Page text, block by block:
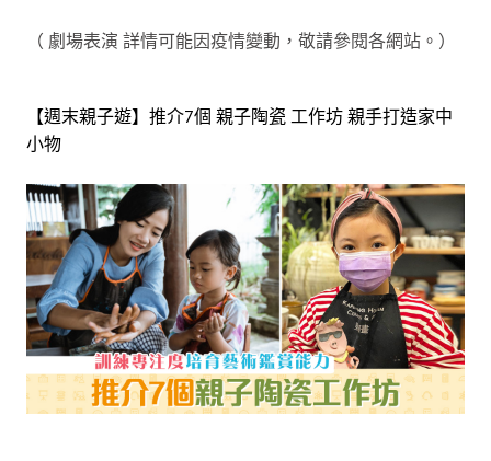
（ 劇場表演 詳情可能因疫情變動，敬請參閱各網站。）
【週末親子遊】推介7個 親子陶瓷 工作坊 親手打造家中
小物